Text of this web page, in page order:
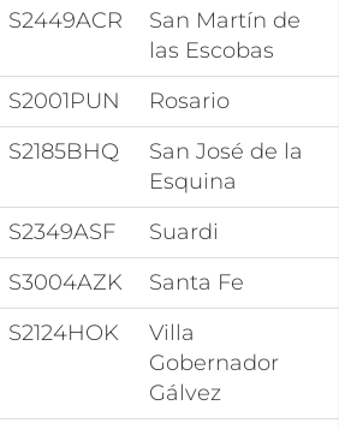
S2449ACR
San Martín de
las Escobas
S2001PUN Rosario
S2185BHQ
San José de la
Esquina
S2349ASF Suardi
S3004AZK Santa Fe
S2124HOK
Villa
Gobernador
Gálvez